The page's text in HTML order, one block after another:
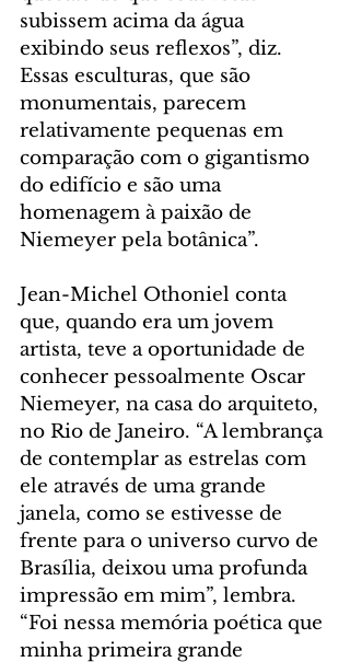
subissem acima da água
exibindo seus reflexos”, diz.
Essas esculturas, que são
monumentais, parecem
relativamente pequenas em
comparação com o gigantismo
do edifício e são uma
homenagem à paixão de
Niemeyer pela botânica”.
Jean-Michel Othoniel conta
que, quando era um jovem
artista, teve a oportunidade de
conhecer pessoalmente Oscar
Niemeyer, na casa do arquiteto,
no Rio de Janeiro. “A lembrança
de contemplar as estrelas com
ele através de uma grande
janela, como se estivesse de
frente para o universo curvo de
Brasília, deixou uma profunda
impressão em mim”, lembra.
“Foi nessa memória poética que
minha primeira grande